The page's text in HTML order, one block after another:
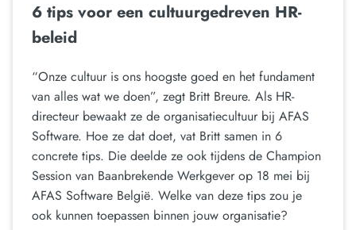
6 tips voor een cultuurgedreven HR-
beleid
“Onze cultuur is ons hoogste goed en het fundament
van alles wat we doen”, zegt Britt Breure. Als HR-
directeur bewaakt ze de organisatiecultuur bij AFAS
Software. Hoe ze dat doet, vat Britt samen in 6
concrete tips. Die deelde ze ook tijdens de Champion
Session van Baanbrekende Werkgever op 18 mei bij
AFAS Software België. Welke van deze tips zou je
ook kunnen toepassen binnen jouw organisatie?